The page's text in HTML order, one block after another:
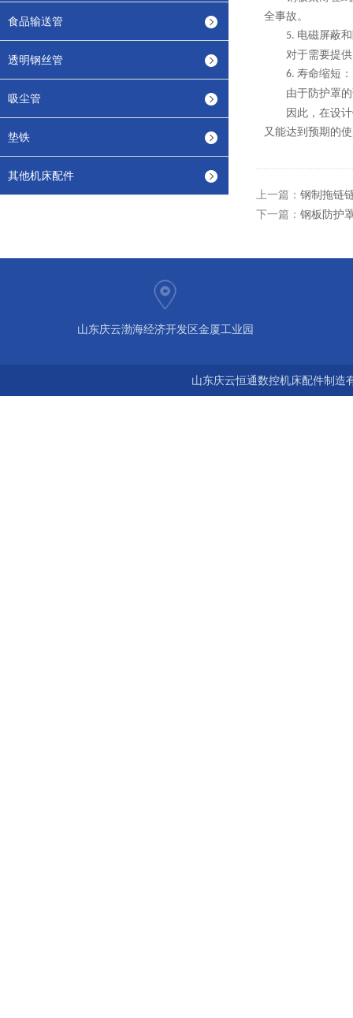
食品输送管
透明钢丝管
吸尘管
垫铁
其他机床配件
全事故。
5. 电磁屏蔽
对于需要提
6. 寿命缩短：
由于防护罩
因此，在设
又能达到预期的
上一篇： 钢制拖链
下一篇： 钢板防护
山东庆云渤海经济开发区金厦工业园
山东庆云恒通数控机床配件制